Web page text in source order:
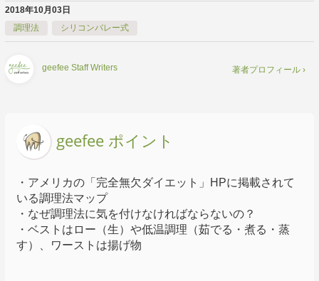
2018年10月03日
調理法
シリコンバレー式
geefee Staff Writers 著者プロフィール ›
geefee ポイント
・アメリカの「完全無欠ダイエット」HPに掲載されて
いる調理法マップ
・なぜ調理法に気を付けなければならないの？
・ベストはロー（生）や低温調理（茹でる・煮る・蒸
す）、ワーストは揚げ物